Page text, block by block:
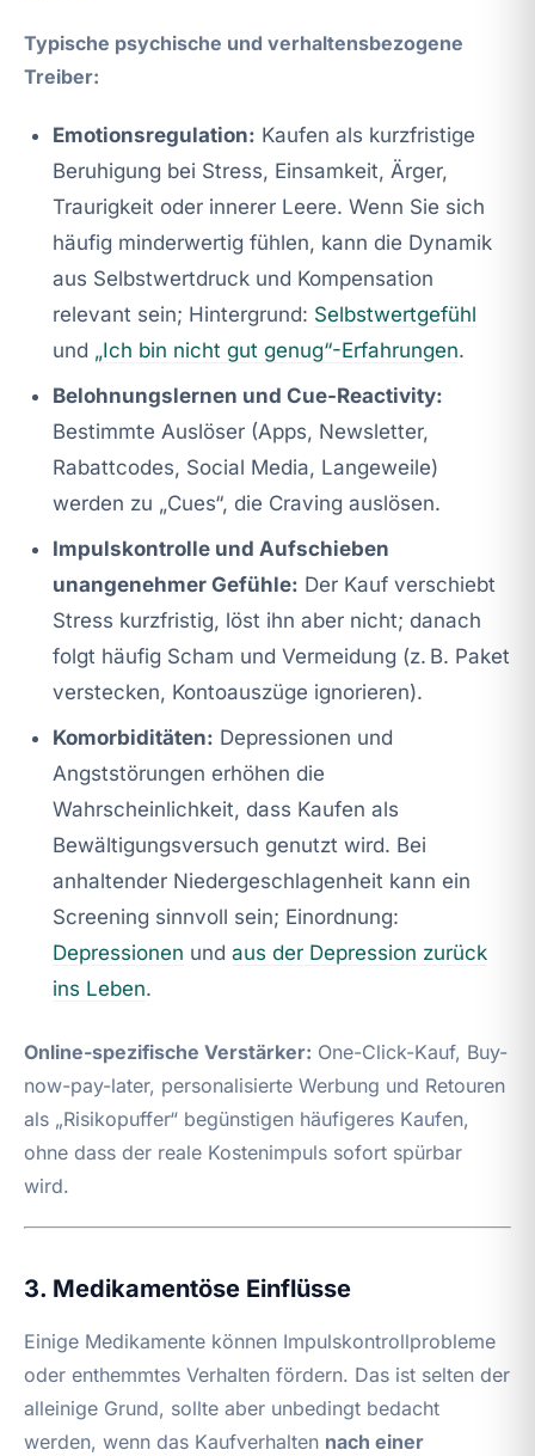
Typische psychische und verhaltensbezogene
Treiber:
Emotionsregulation: Kaufen als kurzfristige
Beruhigung bei Stress, Einsamkeit, Ärger,
Traurigkeit oder innerer Leere. Wenn Sie sich
häufig minderwertig fühlen, kann die Dynamik
aus Selbstwertdruck und Kompensation
relevant sein; Hintergrund: Selbstwertgefühl
und „Ich bin nicht gut genug“-Erfahrungen.
Belohnungslernen und Cue-Reactivity:
Bestimmte Auslöser (Apps, Newsletter,
Rabattcodes, Social Media, Langeweile)
werden zu „Cues“, die Craving auslösen.
Impulskontrolle und Aufschieben
unangenehmer Gefühle: Der Kauf verschiebt
Stress kurzfristig, löst ihn aber nicht; danach
folgt häufig Scham und Vermeidung (z. B. Paket
verstecken, Kontoauszüge ignorieren).
Komorbiditäten: Depressionen und
Angststörungen erhöhen die
Wahrscheinlichkeit, dass Kaufen als
Bewältigungsversuch genutzt wird. Bei
anhaltender Niedergeschlagenheit kann ein
Screening sinnvoll sein; Einordnung:
Depressionen und aus der Depression zurück
ins Leben.
Online-spezifische Verstärker: One-Click-Kauf, Buy-
now-pay-later, personalisierte Werbung und Retouren
als „Risikopuffer“ begünstigen häufigeres Kaufen,
ohne dass der reale Kostenimpuls sofort spürbar
wird.
3. Medikamentöse Einflüsse
Einige Medikamente können Impulskontrollprobleme
oder enthemmtes Verhalten fördern. Das ist selten der
alleinige Grund, sollte aber unbedingt bedacht
werden, wenn das Kaufverhalten nach einer